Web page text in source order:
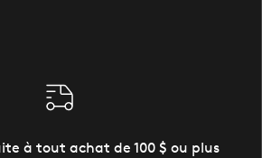
à tout achat de 100 $ ou plus